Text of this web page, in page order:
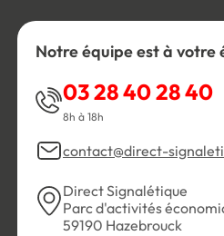
Notre équipe est à votre
03 28 40 28 40
8h à 18h
contact@direct-
Direct Signalétique
Parc d'activités
59190 Hazebrouck